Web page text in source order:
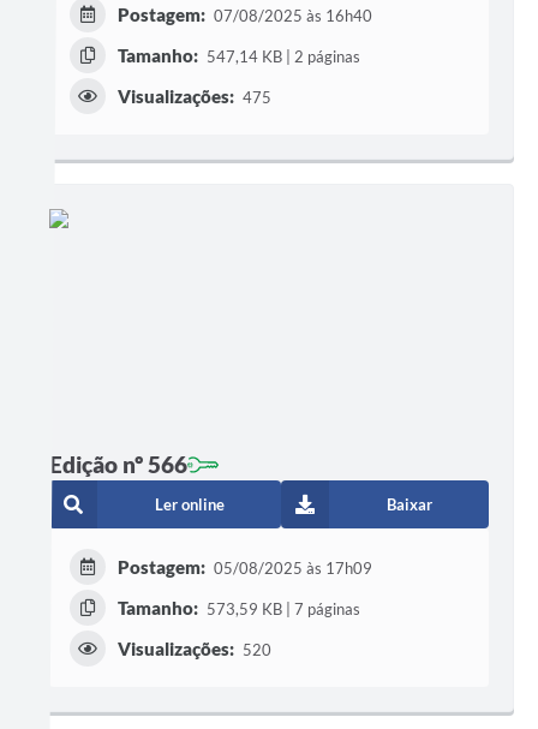
Postagem: 07/08/2025 às 16h40
Tamanho: 547,14 KB | 2 páginas
Visualizações: 475
Edição nº 566
Ler online Baixar
Postagem: 05/08/2025 às 17h09
Tamanho: 573,59 KB | 7 páginas
Visualizações: 520